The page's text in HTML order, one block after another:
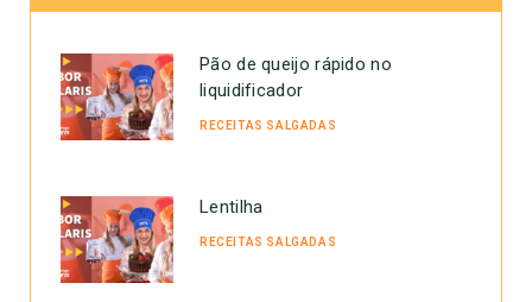
Pão de queijo rápido no
liquidificador
RECEITAS SALGADAS
Lentilha
RECEITAS SALGADAS